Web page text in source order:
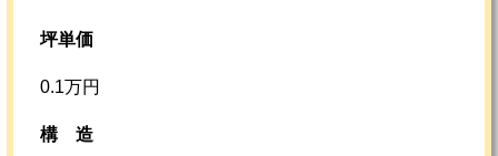
坪単価
0.1万円
構造